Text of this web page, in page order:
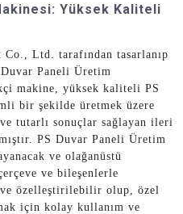
Yüksek Kaliteli
Ltd. tarafından tasarlanıp
Paneli Üretim
makine, yüksek kaliteli PS
bir şekilde üretmek üzere
tutarlı sonuçlar sağlayan ileri
PS Duvar Paneli Üretim
ve olağanüstü
ve bileşenlerle
özelleştirilebilir olup, özel
için kolay kullanım ve